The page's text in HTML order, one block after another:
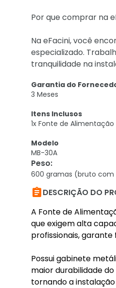
Por que comprar na
Na eFacini, você
especializado.
tranquilidade na
Garantia do
3 Meses
Itens Inclusos
1x Fonte de
Modelo
MB-30A
Peso:
600 gramas (bruto
DESCRIÇÃO DO
A Fonte de
que exigem alta
profissionais,
Possui gabinete
maior durabilidade
tornando a